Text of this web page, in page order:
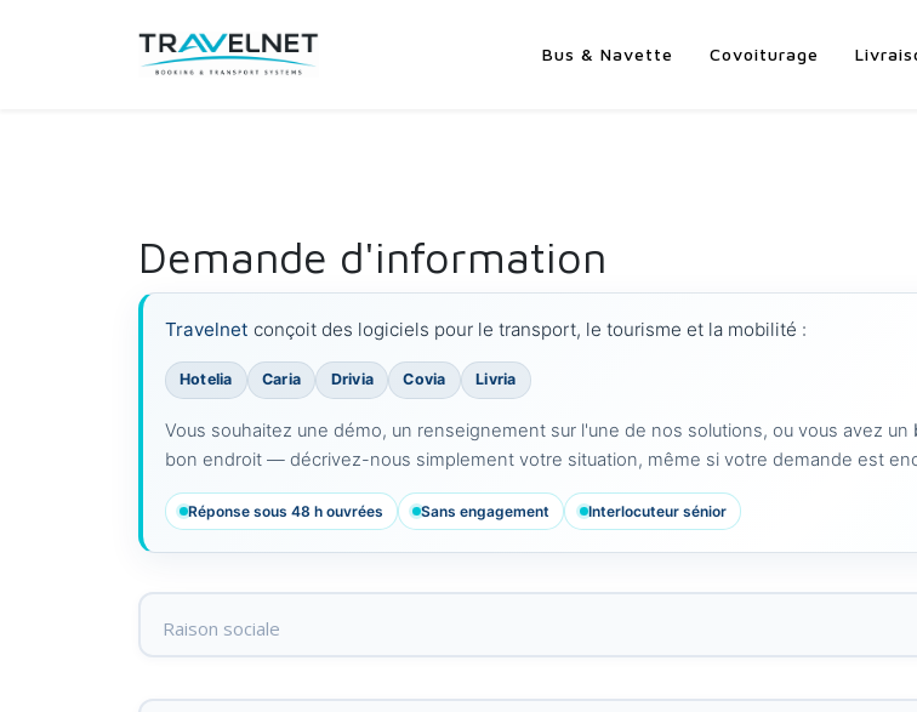
Bus & Navette Covoiturage
Demande d'information
Travelnet conçoit des logiciels pour le transport, le tourisme et la mobilité :
Hotelia Caria Drivia Covia Livria
Vous souhaitez une démo, un renseignement sur l'une de nos solutions, ou vous avez un
bon endroit — décrivez-nous simplement votre situation, même si votre demande est
Réponse sous 48 h ouvrées Sans engagement Interlocuteur sénior